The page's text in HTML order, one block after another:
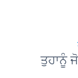
ਤੁਹਾਨੂੰ